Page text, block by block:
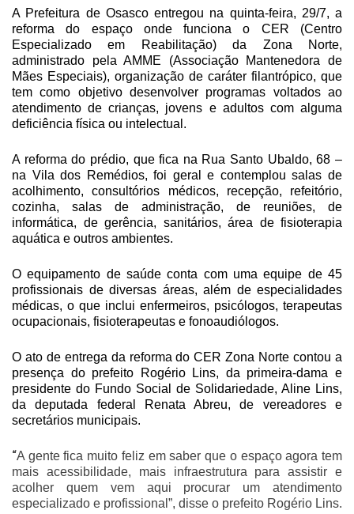
A Prefeitura de Osasco entregou na quinta-feira, 29/7, a
reforma do espaço onde funciona o CER (Centro
Especializado em Reabilitação) da Zona Norte,
administrado pela AMME (Associação Mantenedora de
Mães Especiais), organização de caráter filantrópico, que
tem como objetivo desenvolver programas voltados ao
atendimento de crianças, jovens e adultos com alguma
deficiência física ou intelectual.
A reforma do prédio, que fica na Rua Santo Ubaldo, 68 –
na Vila dos Remédios, foi geral e contemplou salas de
acolhimento, consultórios médicos, recepção, refeitório,
cozinha, salas de administração, de reuniões, de
informática, de gerência, sanitários, área de fisioterapia
aquática e outros ambientes.
O equipamento de saúde conta com uma equipe de 45
profissionais de diversas áreas, além de especialidades
médicas, o que inclui enfermeiros, psicólogos, terapeutas
ocupacionais, fisioterapeutas e fonoaudiólogos.
O ato de entrega da reforma do CER Zona Norte contou a
presença do prefeito Rogério Lins, da primeira-dama e
presidente do Fundo Social de Solidariedade, Aline Lins,
da deputada federal Renata Abreu, de vereadores e
secretários municipais.
“A gente fica muito feliz em saber que o espaço agora tem
mais acessibilidade, mais infraestrutura para assistir e
acolher quem vem aqui procurar um atendimento
especializado e profissional”, disse o prefeito Rogério Lins.